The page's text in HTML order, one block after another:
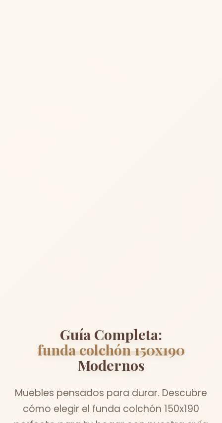
Guía Completa:
funda colchón 150x190
Modernos
Muebles pensados para durar. Descubre
cómo elegir el funda colchón 150x190